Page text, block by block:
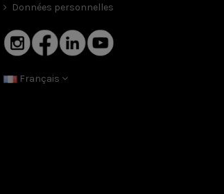
Données personnelles
Français